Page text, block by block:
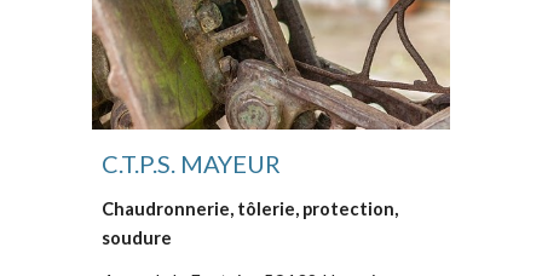
C.T.P.S. MAYEUR
Chaudronnerie, tôlerie, protection,
soudure